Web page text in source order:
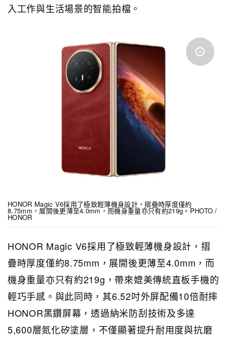
入工作與生活場景的智能拍檔。
HONOR Magic V6採用了極致輕薄機身設計，摺疊時厚度僅約
8.75mm，展開後更薄至4.0mm，而機身重量亦只有約219g。PHOTO /
HONOR
HONOR Magic V6採用了極致輕薄機身設計，摺
疊時厚度僅約8.75mm，展開後更薄至4.0mm，而
機身重量亦只有約219g，帶來媲美傳統直板手機的
輕巧手感。與此同時，其6.52吋外屏配備10倍耐摔
HONOR黑鑽屏幕，透過納米防刮技術及多達
5,600層氮化矽塗層，不僅顯著提升耐用度與抗磨